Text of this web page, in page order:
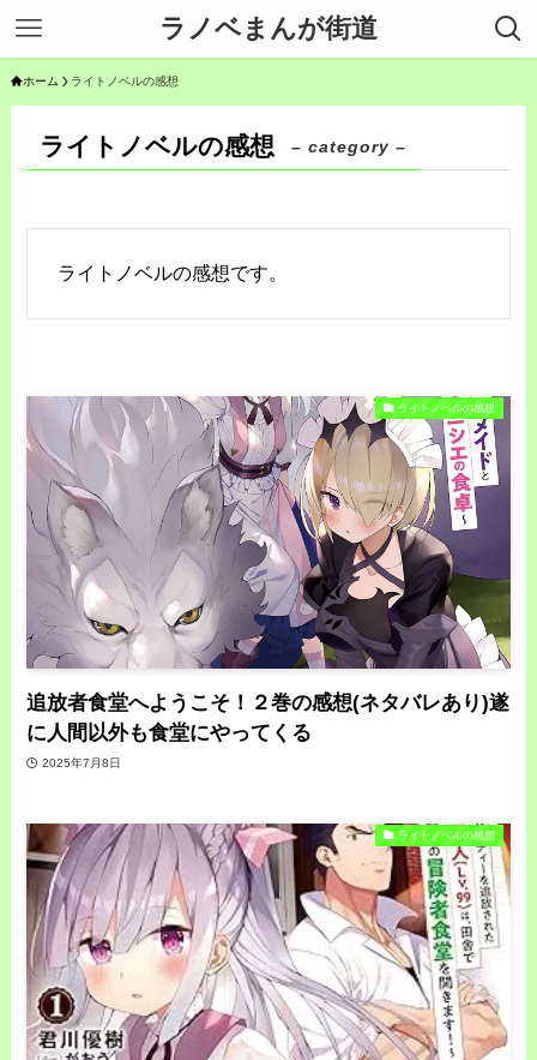
ラノベまんが街道
ホーム ライトノベルの感想
ライトノベルの感想 – category –
ライトノベルの感想です。
ライトノベルの感想
追放者食堂へようこそ！２巻の感想(ネタバレあり)遂
に人間以外も食堂にやってくる
2025年7月8日
ライトノベルの感想